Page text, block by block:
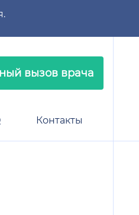
вызов врача
Контакты